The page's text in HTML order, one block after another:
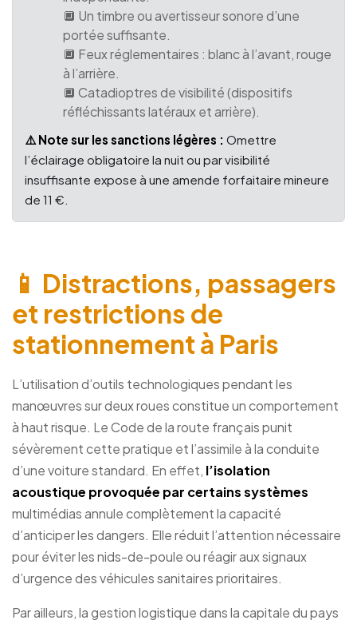
🔲 Un timbre ou avertisseur sonore d’une
portée suffisante.
🔲 Feux réglementaires : blanc à l’avant, rouge
à l’arrière.
🔲 Catadioptres de visibilité (dispositifs
réfléchissants latéraux et arrière).
⚠️ Note sur les sanctions légères : Omettre
l’éclairage obligatoire la nuit ou par visibilité
insuffisante expose à une amende forfaitaire mineure
de 11 €.
📱 Distractions, passagers
et restrictions de
stationnement à Paris
L’utilisation d’outils technologiques pendant les
manœuvres sur deux roues constitue un comportement
à haut risque. Le Code de la route français punit
sévèrement cette pratique et l’assimile à la conduite
d’une voiture standard. En effet, l’isolation
acoustique provoquée par certains systèmes
multimédias annule complètement la capacité
d’anticiper les dangers. Elle réduit l’attention nécessaire
pour éviter les nids-de-poule ou réagir aux signaux
d’urgence des véhicules sanitaires prioritaires.
Par ailleurs, la gestion logistique dans la capitale du pays